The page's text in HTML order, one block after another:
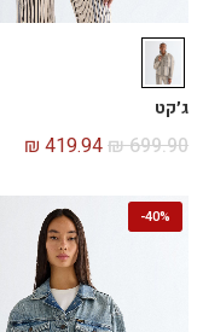
ג׳קט
₪699.90
₪ 419.94
40%
-